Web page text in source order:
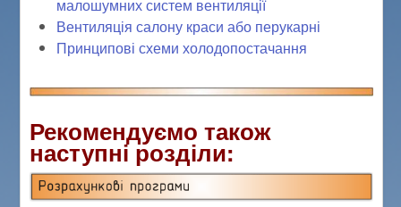
малошумних систем вентиляції
Вентиляція салону краси або перукарні
Принципові схеми холодопостачання
Рекомендуємо також
наступні розділи: